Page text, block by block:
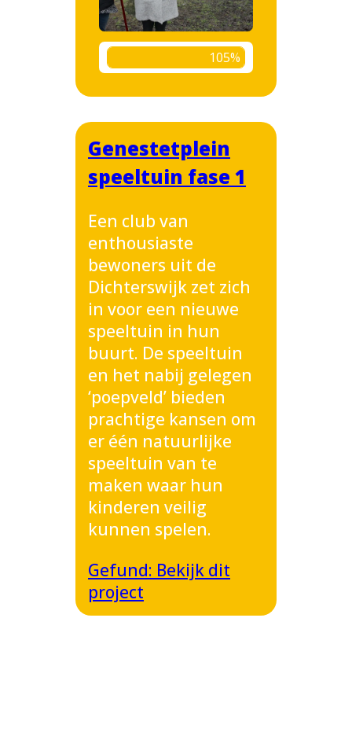
105%
Genestetplein
speeltuin fase 1
Een club van
enthousiaste
bewoners uit de
Dichterswijk zet zich
in voor een nieuwe
speeltuin in hun
buurt. De speeltuin
en het nabij gelegen
‘poepveld’ bieden
prachtige kansen om
er één natuurlijke
speeltuin van te
maken waar hun
kinderen veilig
kunnen spelen.
Gefund: Bekijk dit
project